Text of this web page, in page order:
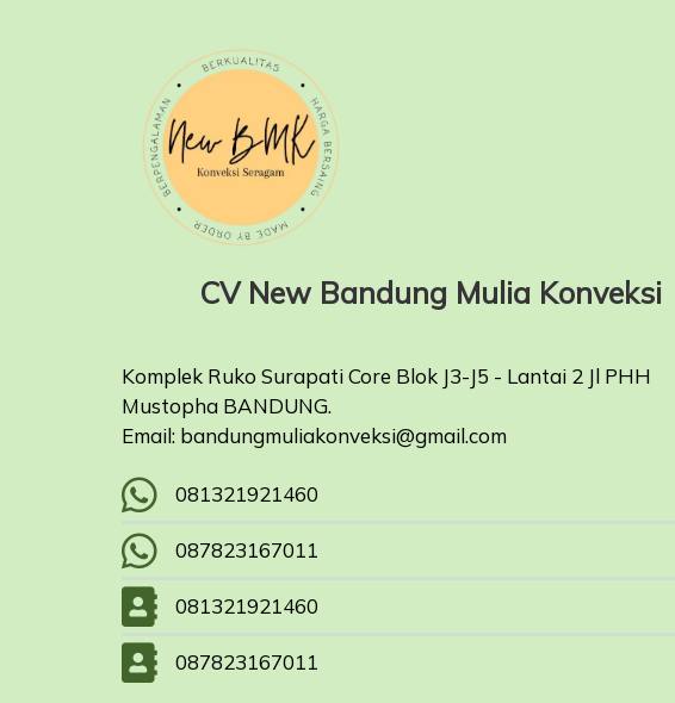
CV New Bandung Mulia Konveksi
Komplek Ruko Surapati Core Blok J3-J5 - Lantai 2 Jl PHH
Mustopha BANDUNG.
Email: bandungmuliakonveksi@gmail.com
081321921460
087823167011
081321921460
087823167011